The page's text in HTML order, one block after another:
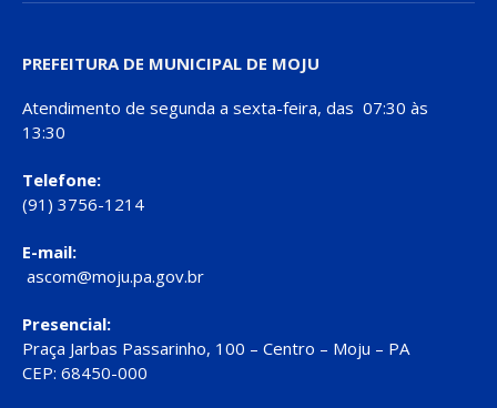
PREFEITURA DE MUNICIPAL DE MOJU
Atendimento de segunda a sexta-feira, das 07:30 às
13:30
Telefone:
(91) 3756-1214
E-mail:
ascom@moju.pa.gov.br
Presencial:
Praça Jarbas Passarinho, 100 – Centro – Moju – PA
CEP: 68450-000